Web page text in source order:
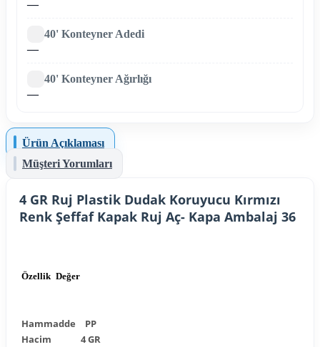
—
40' Konteyner Adedi
—
40' Konteyner Ağırlığı
—
Ürün Açıklaması
Müşteri Yorumları
4 GR Ruj Plastik Dudak Koruyucu Kırmızı
Renk Şeffaf Kapak Ruj Aç- Kapa Ambalaj 36
Özellik Değer
Hammadde
PP
Hacim
4 GR